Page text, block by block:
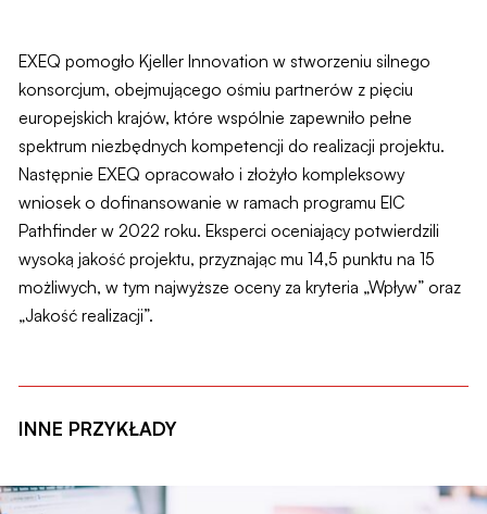
EXEQ pomogło Kjeller Innovation w stworzeniu silnego
konsorcjum, obejmującego ośmiu partnerów z pięciu
europejskich krajów, które wspólnie zapewniło pełne
spektrum niezbędnych kompetencji do realizacji projektu.
Następnie EXEQ opracowało i złożyło kompleksowy
wniosek o dofinansowanie w ramach programu EIC
Pathfinder w 2022 roku. Eksperci oceniający potwierdzili
wysoką jakość projektu, przyznając mu 14,5 punktu na 15
możliwych, w tym najwyższe oceny za kryteria „Wpływ” oraz
„Jakość realizacji”.
INNE PRZYKŁADY